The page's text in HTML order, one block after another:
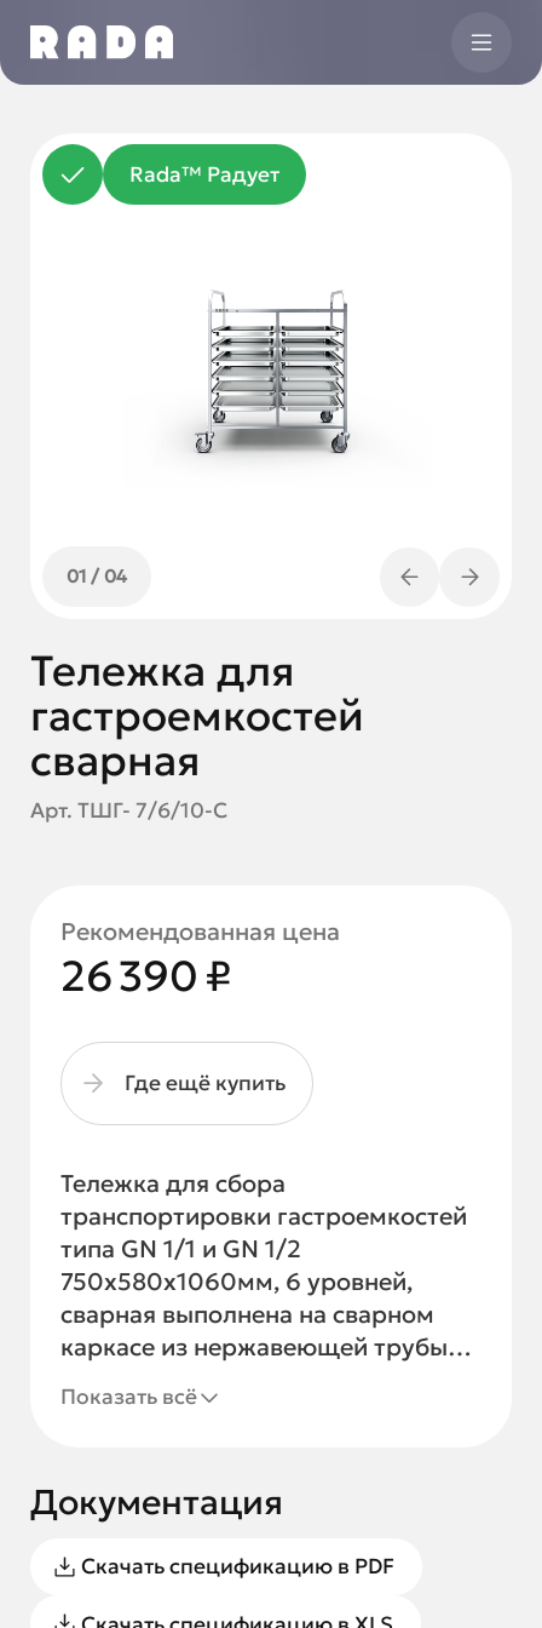
Rada™ Радует
01/04
Тележка для
гастроемкостей
сварная
Арт. ТШГ- 7/6/10-С
Рекомендованная цена
26 390 ₽
Где ещё купить
Тележка для сбора
транспортировки гастроемкостей
типа GN 1/1 и GN 1/2
750х580х1060мм, 6 уровней,
сварная выполнена на сварном
каркасе из нержавеющей трубы
предназначена для
включает две секции с шестью
оснащенных концевыми отгибами
для фиксации емкостей и
Показать всё
Документация
Скачать спецификацию в PDF